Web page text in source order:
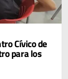
Cívico de
para los